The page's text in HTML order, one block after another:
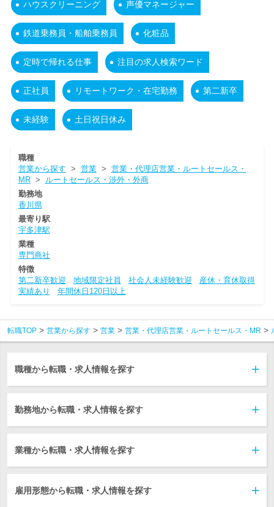
ハウスクリーニング 声優マネージャー
鉄道乗務員・船舶乗務員 化粧品
定時で帰れる仕事 注目の求人検索ワード
正社員 リモートワーク・在宅勤務 第二新卒
未経験 土日祝日休み
職種
営業から探す > 営業> 営業・代理店営業・ルートセールス・
MR> ルートセールス・渉外・外商
勤務地
香川県
最寄り駅
宇多津駅
業種
専門商社
特徴
第二新卒歓迎
地域限定社員 社会人未経験歓迎
産休・育休取得
実績あり
年間休日120日以上
転職TOP 営業から探す 営業 営業・代理店営業・ルートセールス・MR
職種から転職・求人情報を探す
勤務地から転職・求人情報を探す
業種から転職・求人情報を探す
雇用形態から転職・求人情報を探す